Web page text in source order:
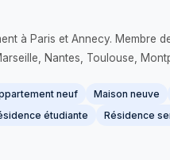
à Paris et Annecy. Membre
Nantes, Toulouse,
neuf Maison neuve
étudiante Résidence